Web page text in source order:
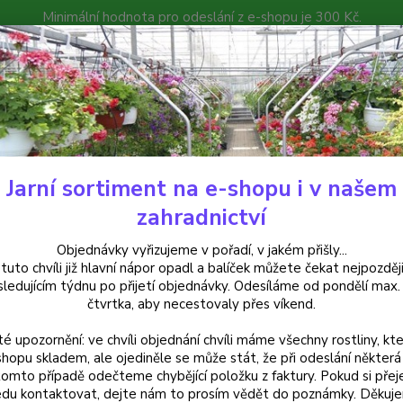
Minimální hodnota pro odeslání z e-shopu je 300 Kč.
můžete čekat nejpozději v následujícím týdnu po přijetí
Poradna Kontakty
Hledat
Fuchsie Shrimp Cocktail - cena za kus v 3-kusovém balení
Cocktail - cena za kus v 3-
Jarní sortiment na e-shopu i v našem
zahradnictví
Objednávky vyřizujeme v pořadí, v jakém přišly...
chvíli již hlavní nápor opadl a balíček můžete čekat
týdnu po přijetí objednávky. Odesíláme od pondělí
čtvrtka, aby necestovaly přes víkend.
upozornění: ve chvíli objednání chvíli máme všechny rostliny,
skladem, ale ojediněle se může stát, že při odeslání některá
případě odečteme chybějící položku z faktury. Pokud si
kontaktovat, dejte nám to prosím vědět do poznámky.